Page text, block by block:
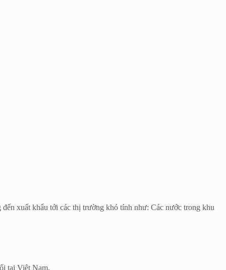
xuất khẩu tới các thị trường khó tính như: Các nước trong khu
tại Việt Nam.